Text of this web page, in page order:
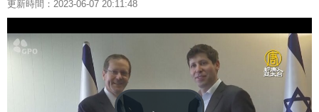
更新時間：2023-06-07 20:11:48